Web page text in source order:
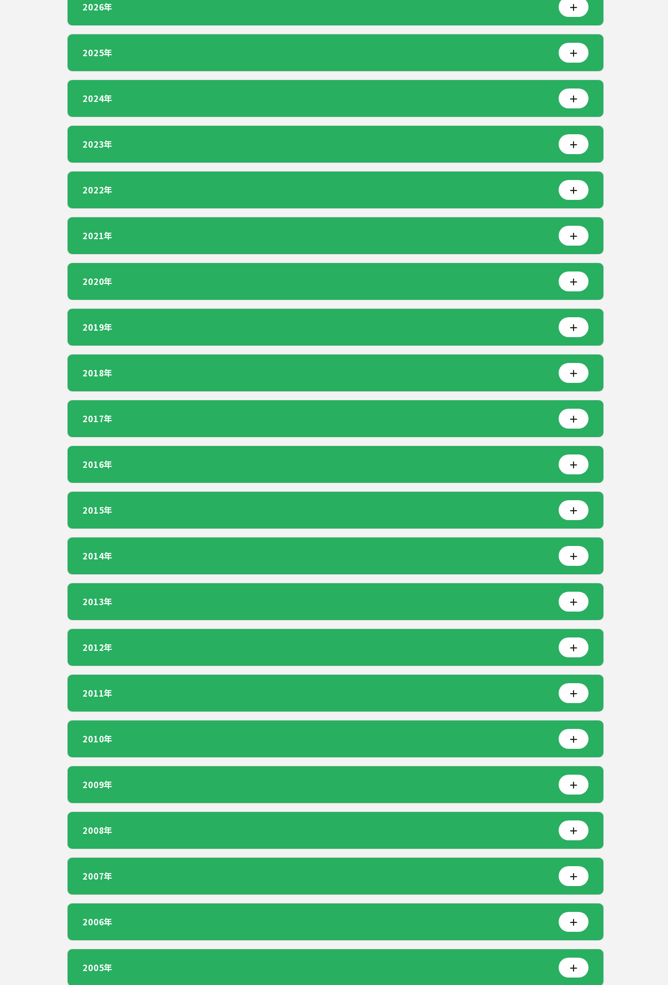
2026年
2025年
2024年
2023年
2022年
2021年
2020年
2019年
2018年
2017年
2016年
2015年
2014年
2013年
2012年
2011年
2010年
2009年
2008年
2007年
2006年
2005年